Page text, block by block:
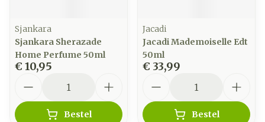
Sjankara
Sjankara Sherazade
Home Perfume 50ml
€ 10,95
Bestel
Jacadi
Jacadi Mademoiselle Edt
50ml
€ 33,99
Bestel